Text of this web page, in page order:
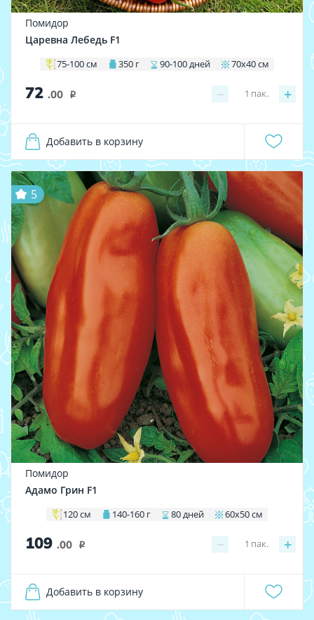
Помидор
Царевна Лебедь F1
75-100 см 350 г 90-100 дней 70х40 см
72 .00 i − +
1 пак.
Добавить в корзину
5
Помидор
Адамо Грин F1
120 см 140-160 г 80 дней 60х50 см
109 .00 i − +
1 пак.
Добавить в корзину